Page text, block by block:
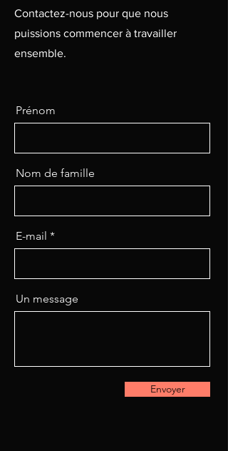
Contactez-nous pour que nous
puissions commencer à travailler
ensemble.
Prénom
Nom de famille
E-mail
Un message
Envoyer